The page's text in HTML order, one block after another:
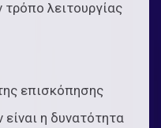
λειτουργίας
επισκόπησης
η δυνατότητα